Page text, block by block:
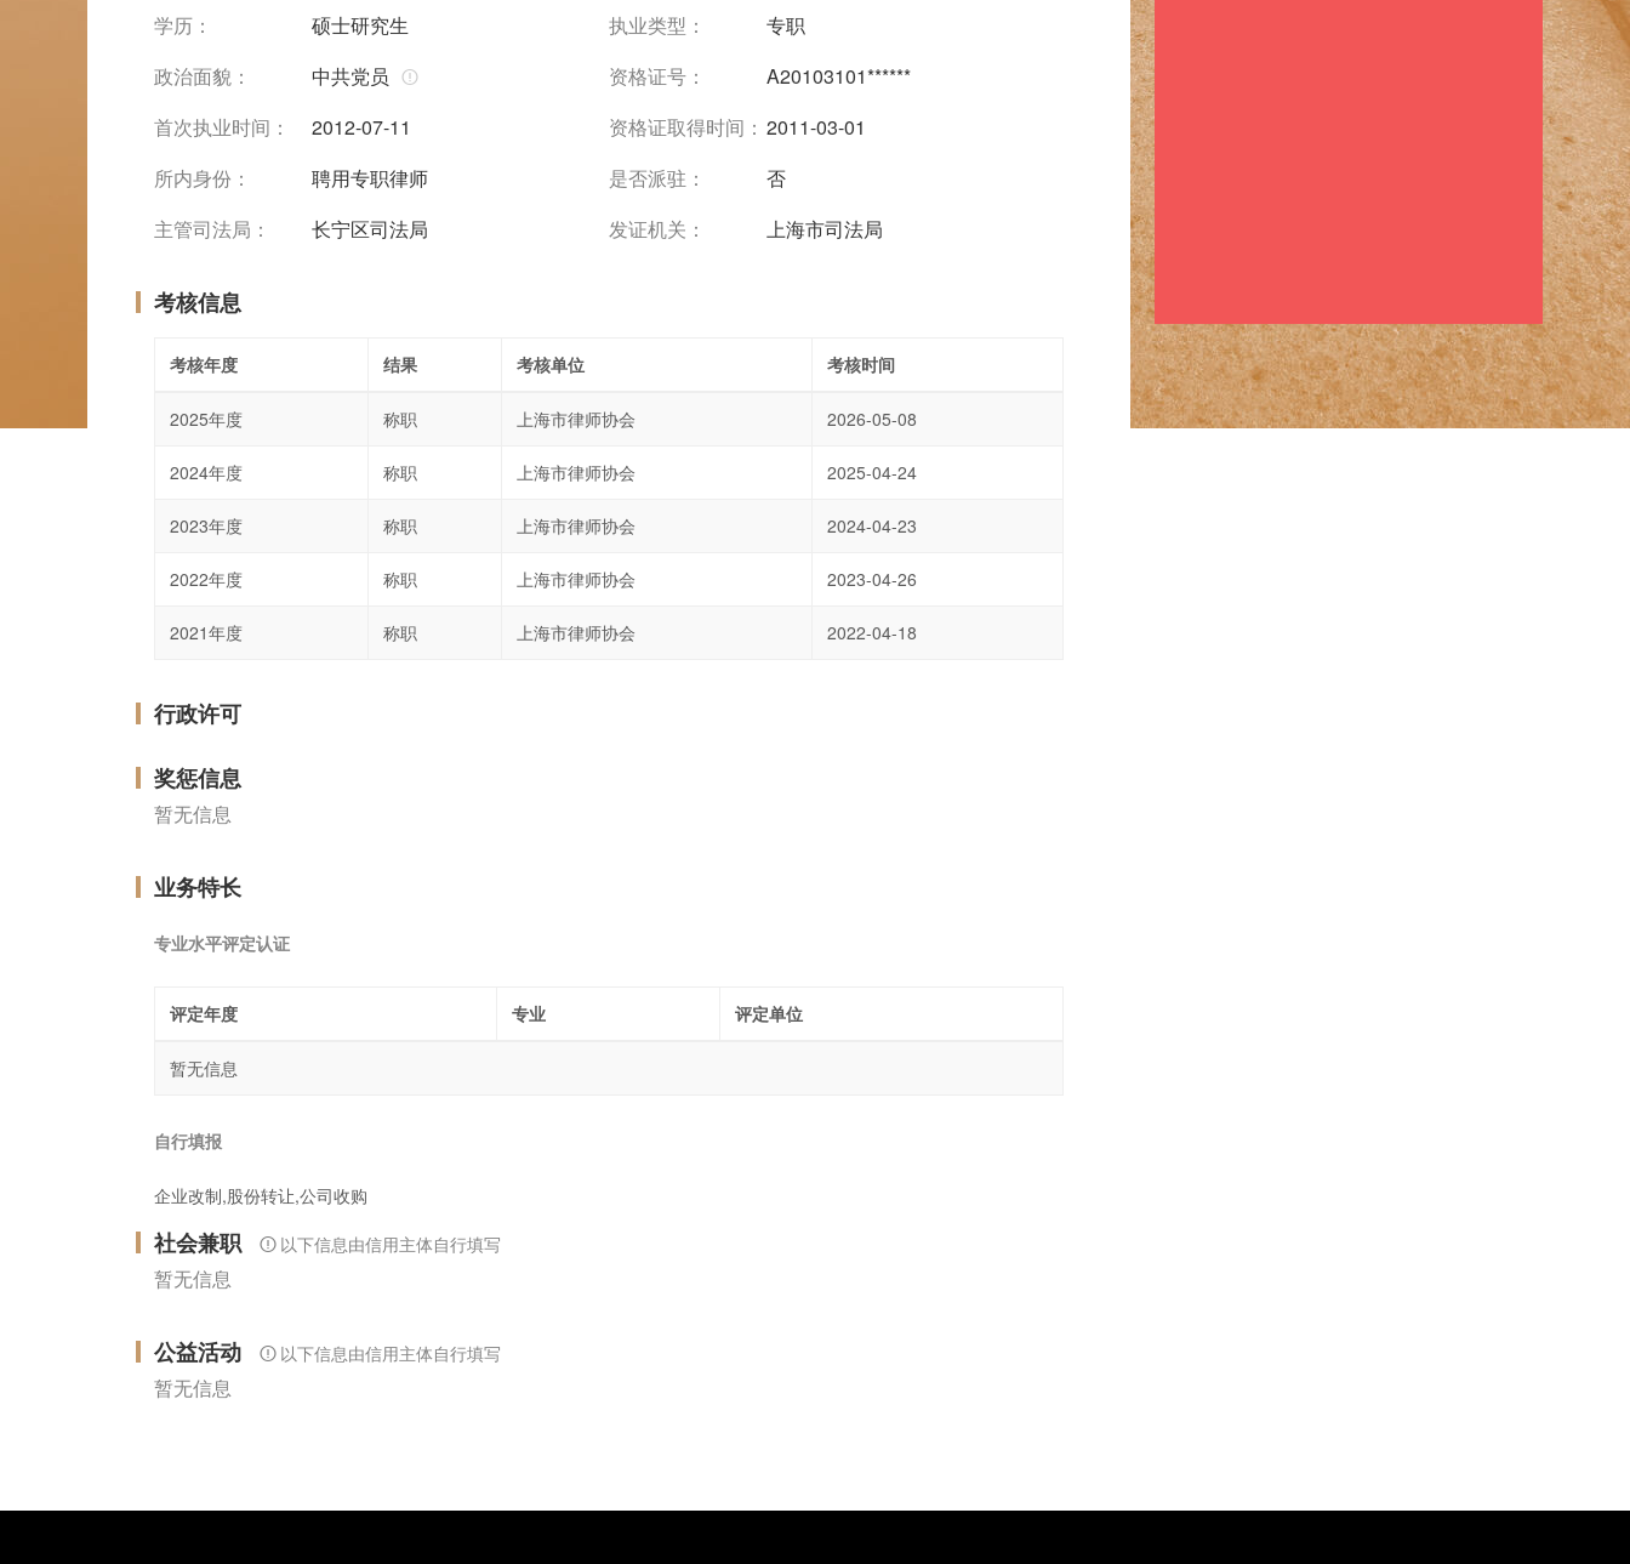
学历：
硕士研究生 执业类型：
专职
政治面貌：
中共党员 资格证号：
A20103101******
首次执业时间：
2012-07-11 资格证取得时间： 2011-03-01
所内身份：
聘用专职律师 是否派驻：
否
主管司法局：
长宁区司法局 发证机关： 上海市司法局
考核信息
考核年度 结果 考核单位 考核时间
2025年度 称职 上海市律师协会 2026-05-08
2024年度 称职 上海市律师协会 2025-04-24
2023年度 称职 上海市律师协会 2024-04-23
2022年度 称职 上海市律师协会 2023-04-26
2021年度 称职 上海市律师协会 2022-04-18
行政许可
奖惩信息
暂无信息
业务特长
专业水平评定认证
评定年度 专业 评定单位
暂无信息
自行填报
企业改制,股份转让,公司收购
社会兼职 以下信息由信用主体自行填写
暂无信息
公益活动 以下信息由信用主体自行填写
暂无信息